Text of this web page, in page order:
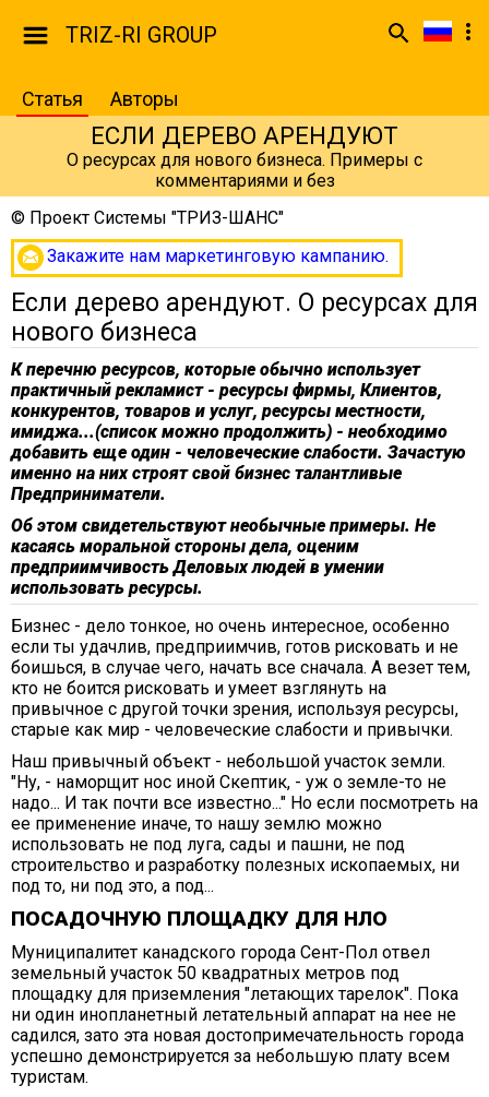
TRIZ-RI GROUP
Статья Авторы
ЕСЛИ ДЕРЕВО АРЕНДУЮТ
О ресурсах для нового бизнеса. Примеры с
комментариями и без
© Проект Системы "ТРИЗ-ШАНС"
Закажите нам маркетинговую кампанию.
Если дерево арендуют. О ресурсах для
нового бизнеса
К перечню ресурсов, которые обычно использует
практичный рекламист - ресурсы фирмы, Клиентов,
конкурентов, товаров и услуг, ресурсы местности,
имиджа...(список можно продолжить) - необходимо
добавить еще один - человеческие слабости. Зачастую
именно на них строят свой бизнес талантливые
Предприниматели.
Об этом свидетельствуют необычные примеры. Не
касаясь моральной стороны дела, оценим
предприимчивость Деловых людей в умении
использовать ресурсы.
Бизнес - дело тонкое, но очень интересное, особенно
если ты удачлив, предприимчив, готов рисковать и не
боишься, в случае чего, начать все сначала. А везет тем,
кто не боится рисковать и умеет взглянуть на
привычное с другой точки зрения, используя ресурсы,
старые как мир - человеческие слабости и привычки.
Наш привычный объект - небольшой участок земли.
"Ну, - наморщит нос иной Скептик, - уж о земле-то не
надо... И так почти все известно..." Но если посмотреть на
ее применение иначе, то нашу землю можно
использовать не под луга, сады и пашни, не под
строительство и разработку полезных ископаемых, ни
под то, ни под это, а под...
ПОСАДОЧНУЮ ПЛОЩАДКУ ДЛЯ НЛО
Муниципалитет канадского города Сент-Пол отвел
земельный участок 50 квадратных метров под
площадку для приземления "летающих тарелок". Пока
ни один инопланетный летательный аппарат на нее не
садился, зато эта новая достопримечательность города
успешно демонстрируется за небольшую плату всем
туристам.